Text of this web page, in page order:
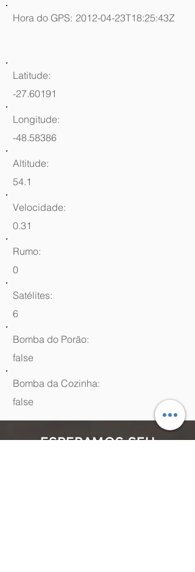
Hora do GPS: 2012-04-23T18:25:43Z
Latitude:
-27.60191
Longitude:
-48.58386
Altitude:
54.1
Velocidade:
0.31
Rumo:
0
Satélites:
6
Bomba do Porão:
false
Bomba da Cozinha:
false
ESPERAMOS SEU